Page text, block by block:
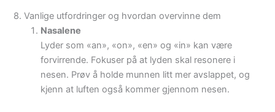
8. Vanlige utfordringer og hvordan overvinne dem
Nasalene
Lyder som «an», «on», «en» og «in» kan være
forvirrende. Fokuser på at lyden skal resonere i
nesen. Prøv å holde munnen litt mer avslappet, og
kjenn at luften også kommer gjennom nesen.